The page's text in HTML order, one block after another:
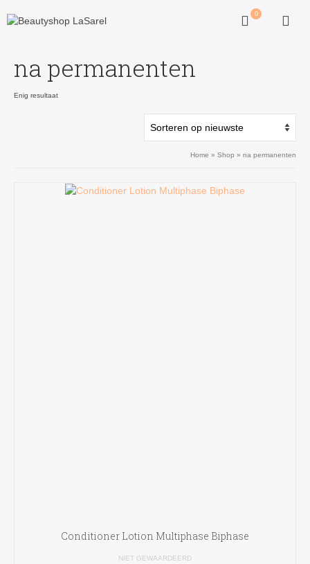
0
na permanenten
Enig resultaat
Home » Shop » na permanenten
Conditioner Lotion Multiphase Biphase
NIET GEWAARDEERD